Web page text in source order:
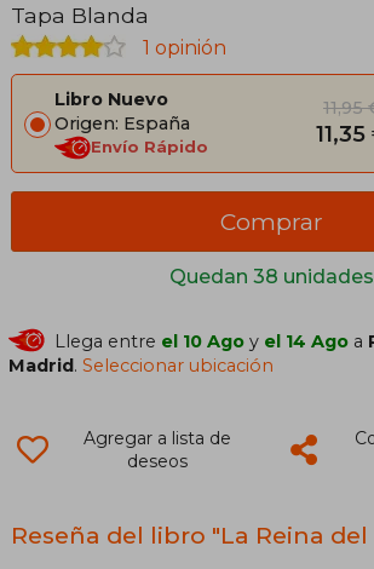
Tapa Blanda
1 opinión
Libro Nuevo
Origen: España
Envío Rápido
11,95
Quedan 38 unidades
Comprar
Llega entre el 10 Ago y el 14 Ago a
Madrid.Seleccionar ubicación
Agregar a lista de
deseos
Reseña del libro "La Reina del